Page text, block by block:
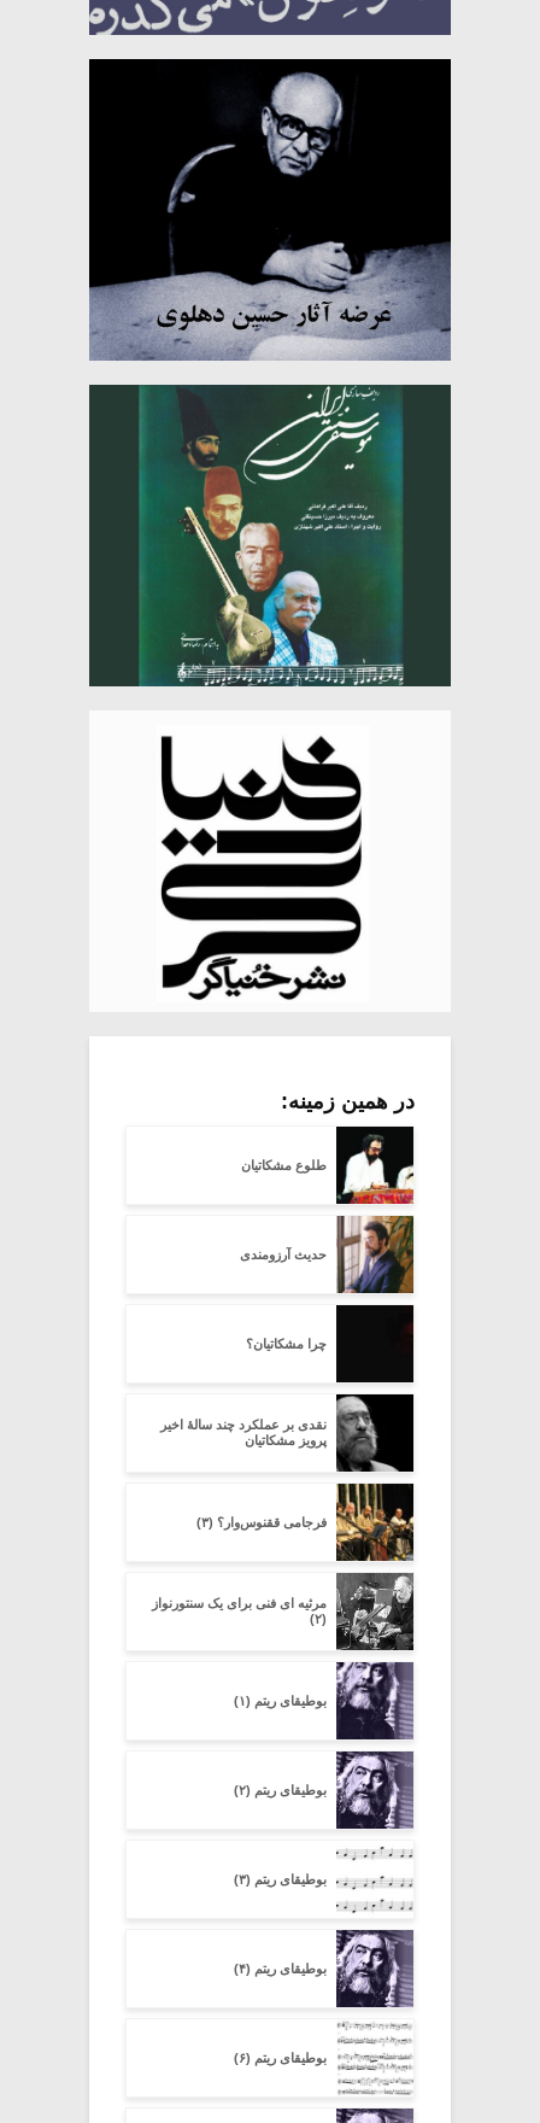
در همین زمینه:
طلوع مشکاتیان
حدیث آرزومندی
چرا مشکاتیان؟
نقدی بر عملکرد چند سالۀ اخیر
پرویز مشکاتیان
فرجامی ققنوس‌وار؟ (۳)
مرثیه ای فنی برای یک سنتورنواز
(۲)
بوطیقای ریتم (۱)
بوطیقای ریتم (۲)
بوطیقای ریتم (۳)
بوطیقای ریتم (۴)
بوطیقای ریتم (۶)